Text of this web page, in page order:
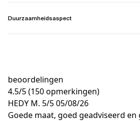
Duurzaamheidsaspect
beoordelingen
4.5/5(150 opmerkingen)
HEDY M. 5/505/08/26
Goede maat, goed geadviseerd